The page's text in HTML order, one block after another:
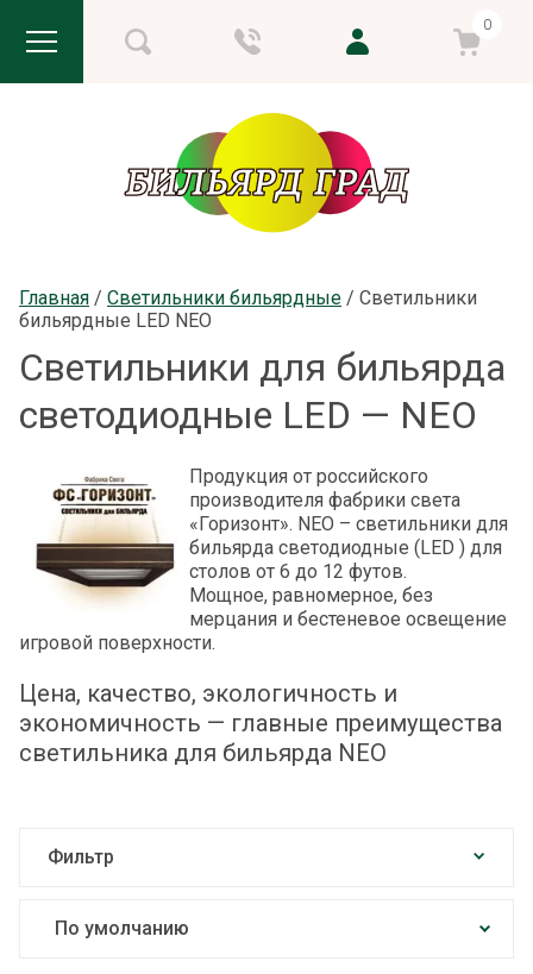
0
Главная / Светильники бильярдные / Светильники
бильярдные LED NEO
Светильники для бильярда
светодиодные LED — NEO
Продукция от российского
производителя фабрики света
«Горизонт». NEO – светильники для
бильярда светодиодные (LED ) для
столов от 6 до 12 футов.
Мощное, равномерное, без
мерцания и бестеневое освещение
игровой поверхности.
Цена, качество, экологичность и
экономичность — главные преимущества
светильника для бильярда NEO
Фильтр
По умолчанию